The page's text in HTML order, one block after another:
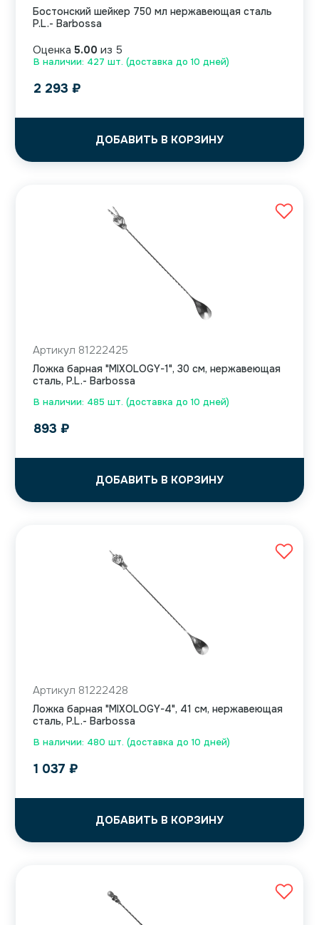
В наличии: 427 шт. (доставка до 10 дней)
Бостонский шейкер 750 мл нержавеющая сталь
P.L.- Barbossa
Оценка 5.00 из 5
2 293 ₽
ДОБАВИТЬ В КОРЗИНУ
В наличии: 485 шт. (доставка до 10 дней)
Артикул 81222425
Ложка барная "MIXOLOGY-1", 30 см, нержавеющая
сталь, P.L.- Barbossa
893 ₽
ДОБАВИТЬ В КОРЗИНУ
В наличии: 480 шт. (доставка до 10 дней)
Артикул 81222428
Ложка барная "MIXOLOGY-4", 41 см, нержавеющая
сталь, P.L.- Barbossa
1 037 ₽
ДОБАВИТЬ В КОРЗИНУ